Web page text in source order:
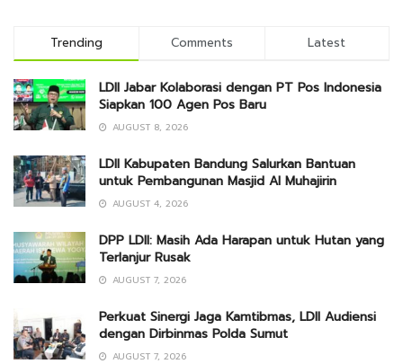
Trending Comments Latest
LDII Jabar Kolaborasi dengan PT Pos Indonesia
Siapkan 100 Agen Pos Baru
AUGUST 8, 2026
LDII Kabupaten Bandung Salurkan Bantuan
untuk Pembangunan Masjid Al Muhajirin
AUGUST 4, 2026
DPP LDII: Masih Ada Harapan untuk Hutan yang
Terlanjur Rusak
AUGUST 7, 2026
Perkuat Sinergi Jaga Kamtibmas, LDII Audiensi
dengan Dirbinmas Polda Sumut
AUGUST 7, 2026